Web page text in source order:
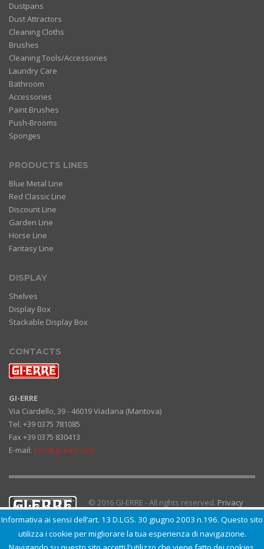
Dustpans
Dust Attractors
Cleaning Cloths
Brushes
Cleaning Tools/Accessories
Laundry Care
Bathroom
Accessories
Paint Brushes
Push-Brooms
Sponges
PRODUCTS LINES
Blue Metal Line
Red Classic Line
Discount Line
Garden Line
Horse Line
Fantasy Line
DISPLAY
Shelves
Display Box
Stackable Display Box
CONTACTS
GI-ERRE
Via Ciardello, 39 - 46019 Viadana (Mantova)
Tel. +39 0375 781085
Fax +39 0375 830413
E-mail: info@gi-erre.com
© 2016 GI-ERRE - All rights reserved. Privacy
Policy. N. Iscrizione R.I. della C.C.I.A.A. di
Export Mantova 004043
Informativa ai sensi dell’art. 13 D.LGS. 30 giugno 2003 n.196. Questo sito
utilizza i cookie per migliorare la tua esperienza di navigazione.